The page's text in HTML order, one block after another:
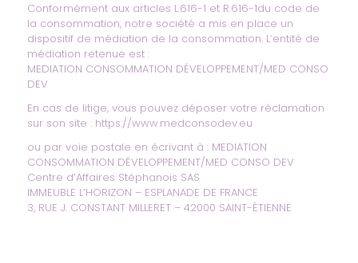
Conformément aux articles L.616-1 et R.616-1du code de
la consommation, notre société a mis en place un
dispositif de médiation de la consommation. L’entité de
médiation retenue est :
MEDIATION CONSOMMATION DÉVELOPPEMENT/MED CONSO
DEV
En cas de litige, vous pouvez déposer votre réclamation
sur son site : https://www.medconsodev.eu
ou par voie postale en écrivant à : MEDIATION
CONSOMMATION DÉVELOPPEMENT/MED CONSO DEV
Centre d’Affaires Stéphanois SAS
IMMEUBLE L’HORIZON – ESPLANADE DE FRANCE
3, RUE J. CONSTANT MILLERET – 42000 SAINT-ÉTIENNE